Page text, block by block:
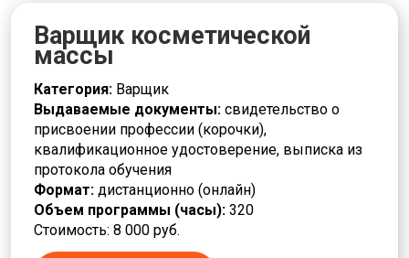
Программист
Продавец
Производственные процессы
Производство и технологии
Пропитчик
Различные профессии
Разметчик
Разнорабочие
Ремонт
Ремонтировщик
РЖД
Связь и телекоммуникации
Варщик косметической
массы
Категория: Варщик
Выдаваемые документы: свидетельство о
присвоении профессии (корочки),
квалификационное удостоверение, выписка из
протокола обучения
Формат: дистанционно (онлайн)
Объем программы (часы): 320
Стоимость: 8 000 руб.